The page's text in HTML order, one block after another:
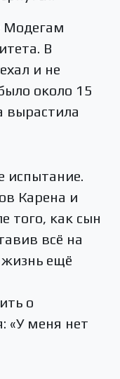
Модегам
В
и не
около 15
вырастила
испытание.
Карена и
того, как сын
всё на
жизнь ещё
о
«У меня нет